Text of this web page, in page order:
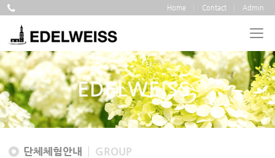
Home Contact Admin
EDELWEISS
단체체험안내 GROUP